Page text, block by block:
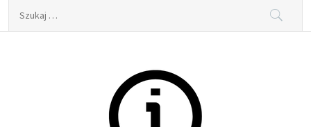
Szukaj:
Info Serwis